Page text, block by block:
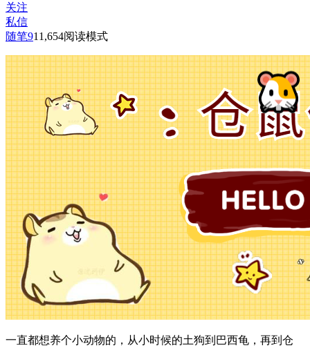
关注
私信
随笔911,654阅读模式
一直都想养个小动物的，从小时候的土狗到巴西龟，再到仓